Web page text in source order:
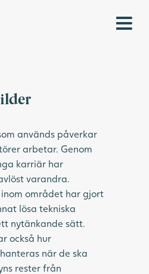
används påverkar
arbetar. Genom
karriär har
varandra.
inom området har gjort
lösa tekniska
nytänkande sätt.
också hur
när de ska
rester från